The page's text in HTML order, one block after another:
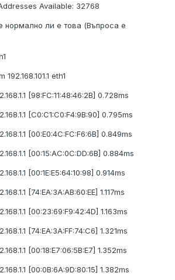
Available: 32768
нормално ли е това (Въпроса е
192.168.101.1 eth1
[98:FC:11:48:46:2B] 0.728ms
[C0:C1:C0:F4:9B:90] 0.795ms
[00:E0:4C:FC:F6:6B] 0.849ms
[00:15:AC:0C:DD:6B] 0.884ms
[00:1E:E5:64:10:98] 0.914ms
[74:EA:3A:AB:60:EE] 1.117ms
[00:23:69:F9:42:4D] 1.163ms
[74:EA:3A:FF:74:C6] 1.321ms
[00:18:E7:06:5B:E7] 1.352ms
[00:0B:6A:9D:80:15] 1.382ms